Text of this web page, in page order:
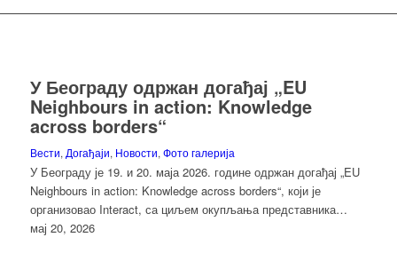
У Београду одржан догађај „EU
Neighbours in action: Knowledge
across borders“
Вести, Догађаји, Новости, Фото галерија
У Београду је 19. и 20. маја 2026. године одржан догађај „EU
Neighbours in action: Knowledge across borders“, који је
организовао Interact, са циљем окупљања представника…
мај 20, 2026